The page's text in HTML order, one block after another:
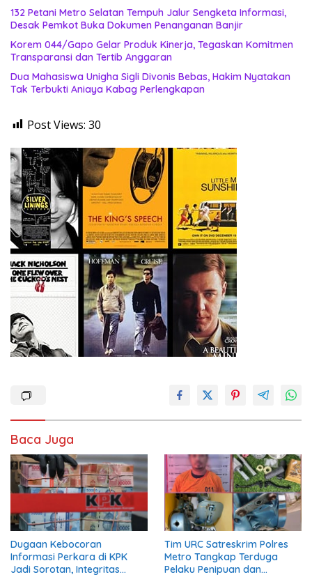
132 Petani Metro Selatan Tempuh Jalur Sengketa Informasi,
Desak Pemkot Buka Dokumen Penanganan Banjir
Korem 044/Gapo Gelar Produk Kinerja, Tegaskan Komitmen
Transparansi dan Tertib Anggaran
Dua Mahasiswa Unigha Sigli Divonis Bebas, Hakim Nyatakan
Tak Terbukti Aniaya Kabag Perlengkapan
Post Views: 30
Baca Juga
Dugaan Kebocoran
Informasi Perkara di KPK
Jadi Sorotan, Integritas
Tim URC Satreskrim Polres
Metro Tangkap Terduga
Pelaku Penipuan dan